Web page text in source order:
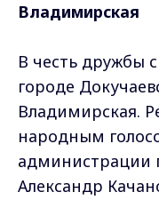
Владимирская
В честь дружбы
городе
Владимирская.
народным
администрации
Александр